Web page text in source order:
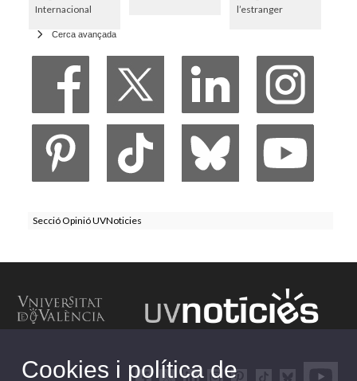
Internacional
l’estranger
Cerca avançada
Secció Opinió UVNoticies
Cookies i política de